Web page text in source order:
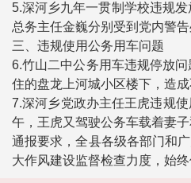
5.深河乡九年一贯制学校违规
总务主任金巍分别受到党内警告
三、违规使用公务用车问题
6.竹山二中公务用车违规停放
住的盘龙上河城小区楼下，造
7.深河乡党政办主任王虎违规
午，王虎又驾驶公务车载着妻
通报要求，全县各级各部门和
大作风建设监督检查力度，始